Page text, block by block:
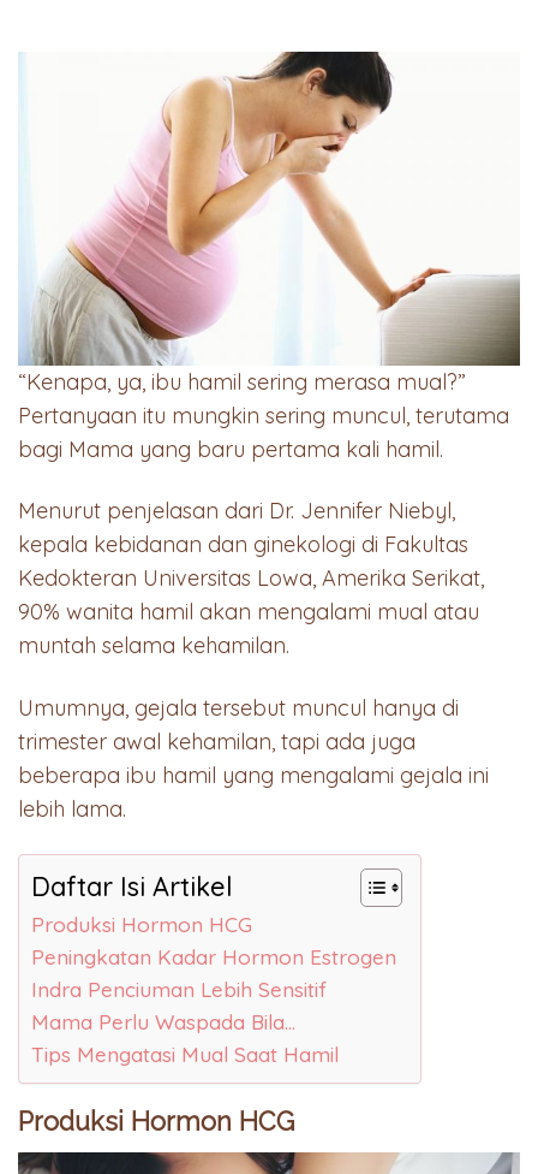
“Kenapa, ya, ibu hamil sering merasa mual?”
Pertanyaan itu mungkin sering muncul, terutama
bagi Mama yang baru pertama kali hamil.
Menurut penjelasan dari Dr. Jennifer Niebyl,
kepala kebidanan dan ginekologi di Fakultas
Kedokteran Universitas Lowa, Amerika Serikat,
90% wanita hamil akan mengalami mual atau
muntah selama kehamilan.
Umumnya, gejala tersebut muncul hanya di
trimester awal kehamilan, tapi ada juga
beberapa ibu hamil yang mengalami gejala ini
lebih lama.
Daftar Isi Artikel
Produksi Hormon HCG
Peningkatan Kadar Hormon Estrogen
Indra Penciuman Lebih Sensitif
Mama Perlu Waspada Bila…
Tips Mengatasi Mual Saat Hamil
Produksi Hormon HCG